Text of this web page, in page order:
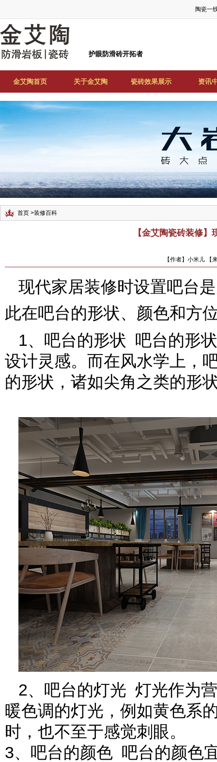
陶瓷一
护眼防滑砖开拓者
金艾陶首页 关于金艾陶 瓷砖效果展示 资讯
首页 >装修百科
【金艾陶瓷砖装修
【作者】小米儿 【
现代家居装修时设置吧台
此在吧台的形状、颜色和方
1、吧台的形状 吧台的形
设计灵感。而在风水学上，
的形状，诸如尖角之类的形
2、吧台的灯光 灯光作为
暖色调的灯光，例如黄色系
时，也不至于感觉刺眼。
3、吧台的颜色 吧台的颜色